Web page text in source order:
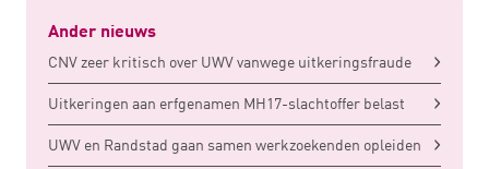
Ander nieuws
CNV zeer kritisch over UWV vanwege uitkeringsfraude
Uitkeringen aan erfgenamen MH17-slachtoffer belast
UWV en Randstad gaan samen werkzoekenden opleiden